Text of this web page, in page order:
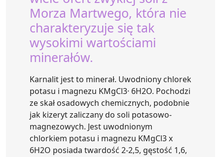
Morza Martwego, która nie
charakteryzuje się tak
wysokimi wartościami
minerałów.
Karnalit jest to minerał. Uwodniony chlorek
potasu i magnezu KMgCl3· 6H2O. Pochodzi
ze skał osadowych chemicznych, podobnie
jak kizeryt zaliczany do soli potasowo-
magnezowych. Jest uwodnionym
chlorkiem potasu i magnezu KMgCl3 x
6H2O posiada twardość 2-2,5, gęstość 1,6,